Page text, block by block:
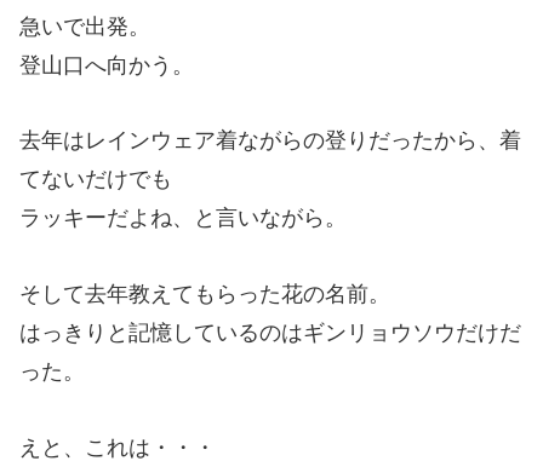
急いで出発。
登山口へ向かう。
去年はレインウェア着ながらの登りだったから、着
てないだけでも
ラッキーだよね、と言いながら。
そして去年教えてもらった花の名前。
はっきりと記憶しているのはギンリョウソウだけだ
った。
えと、これは・・・